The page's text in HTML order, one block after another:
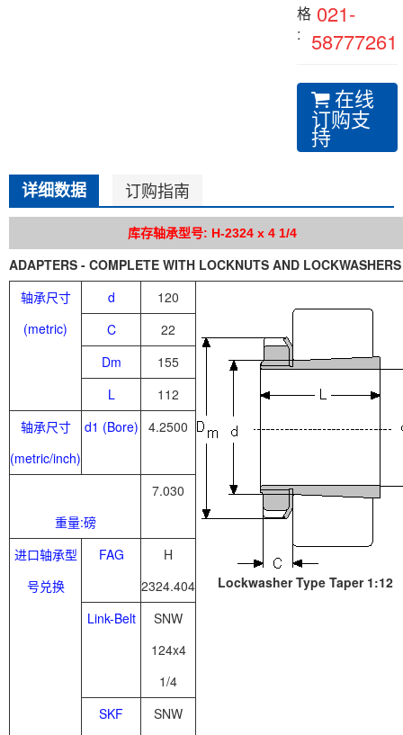
格
:
021-
58777261
在线
订购支
持
详细数据 订购指南
库存轴承型号: H-2324 x 4 1/4
ADAPTERS - COMPLETE WITH LOCKNUTS AND LOCKWASHERS
轴承尺寸
(metric)
d 120
Lockwasher Type Taper 1:12
C
22
Dm
155
L
112
轴承尺寸
(metric/inch)
d1 (Bore) 4.2500
重量:磅
7.030
进口轴承型
号兑换
FAG
H
2324.404
Link-Belt
SNW
124x4
1/4
SKF
SNW